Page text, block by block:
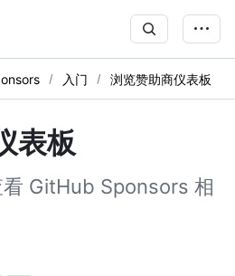
入门 浏览赞助商仪表板
表板
看 GitHub Sponsors 相